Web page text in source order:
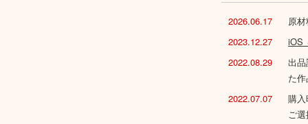
2026.06.17
原
2023.12.27
iOS
2022.08.29
出
た
2022.07.07
購
ご